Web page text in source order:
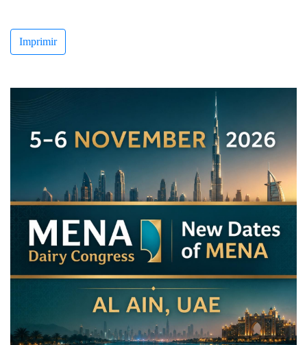
Imprimir